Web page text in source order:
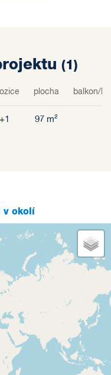
(1)
plocha balkon/
97 m²
v okolí